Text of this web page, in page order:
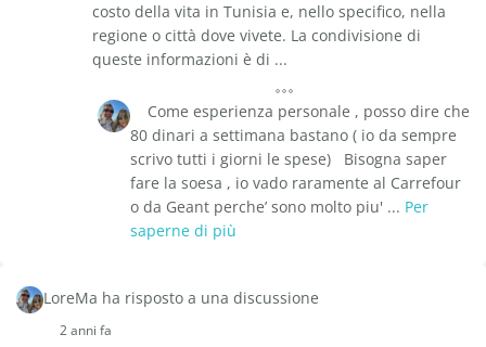
costo della vita in Tunisia e, nello specifico, nella
regione o città dove vivete. La condivisione di
queste informazioni è di ...
Come esperienza personale , posso dire che
80 dinari a settimana bastano ( io da sempre
scrivo tutti i giorni le spese) Bisogna saper
fare la soesa , io vado raramente al Carrefour
o da Geant perche’ sono molto piu' ... Per
saperne di più
LoreMa ha risposto a una discussione
2 anni fa